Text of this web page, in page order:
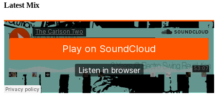
Latest Mix